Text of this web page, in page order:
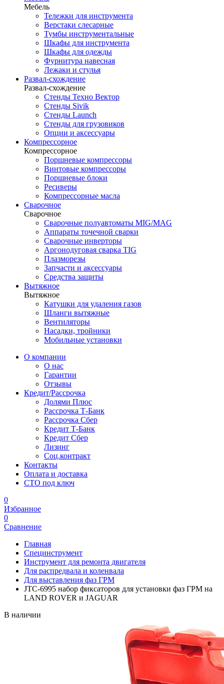
Мебель
Тележки для инструмента
Верстаки слесарные
Тумбы инструментальные
Шкафы для инструмента
Шкафы для одежды
Фурнитура навесная
Лежаки и стулья
Развал-схождение
Развал-схождение
Стенды Техно Вектор
Стенды Sivik
Стенды Launch
Стенды для грузовиков
Опции и аксессуары
Компрессорное
Компрессорное
Поршневые компрессоры
Винтовые компрессоры
Поршневые блоки
Ресиверы
Компрессорные масла
Сварочное
Сварочное
Сварочные полуавтоматы MIG/MAG
Аппараты точечной сварки
Сварочные инверторы
Аргонодуговая сварка TIG
Плазморезы
Запчасти и аксессуары
Средства защиты
Вытяжное
Вытяжное
Катушки для удаления газов
Шланги вытяжные
Вентиляторы
Насадки, тройники
Мобильные установки
О компании
О нас
Гарантии
Отзывы
Кредит/Рассрочка
Долями Плюс
Рассрочка Т-Банк
Рассрочка Сбер
Кредит Т-Банк
Кредит Сбер
Лизинг
Соц.контракт
Контакты
Оплата и доставка
СТО под ключ
0
Избранное
0
Сравнение
Главная
Специнструмент
Инструмент для ремонта двигателя
Для распредвала и коленвала
Для выставления фаз ГРМ
JTC-6995 набор фиксаторов для установки фаз ГРМ на
LAND ROVER и JAGUAR
В наличии